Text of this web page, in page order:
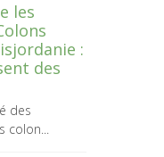
les
:
des
des
colon...